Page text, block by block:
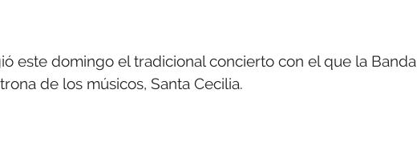
este domingo el tradicional concierto con el que la Banda
de los músicos, Santa Cecilia.